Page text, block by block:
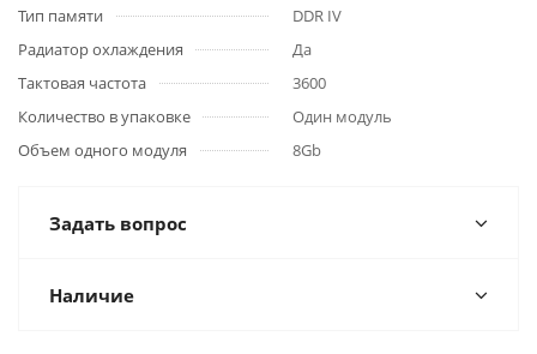
Тип памяти
DDR IV
Радиатор охлаждения
Да
Тактовая частота
3600
Количество в упаковке
Один модуль
Объем одного модуля
8Gb
Задать вопрос
Наличие